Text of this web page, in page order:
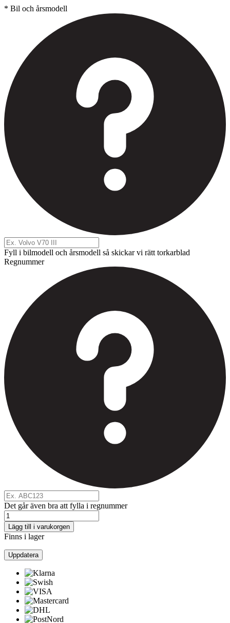
* Bil och årsmodell
Fyll i bilmodell och årsmodell så skickar vi rätt torkarblad
Regnummer
Det går även bra att fylla i regnummer
Lägg till i varukorgen
Finns i lager